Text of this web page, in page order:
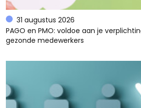
31 augustus 2026
PAGO en PMO: voldoe aan je
gezonde medewerkers